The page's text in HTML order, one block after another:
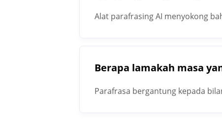
Alat parafrasing AI menyokong
Berapa lamakah masa
Parafrasa bergantung kepada